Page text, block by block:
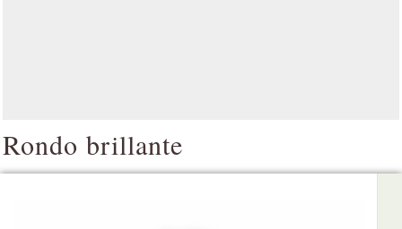
Rondo brillante